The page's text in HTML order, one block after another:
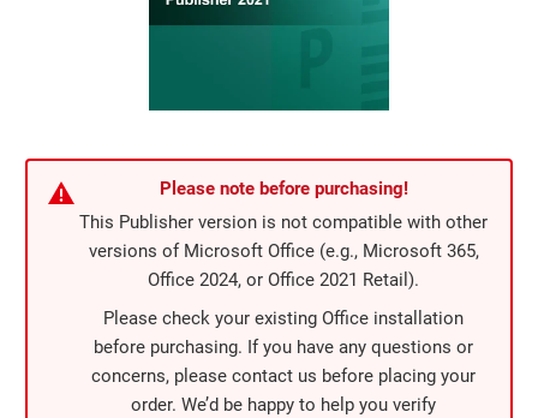
Please note before purchasing!
This Publisher version is not compatible with other
versions of Microsoft Office (e.g., Microsoft 365,
Office 2024, or Office 2021 Retail).
Please check your existing Office installation
before purchasing. If you have any questions or
concerns, please contact us before placing your
order. We’d be happy to help you verify